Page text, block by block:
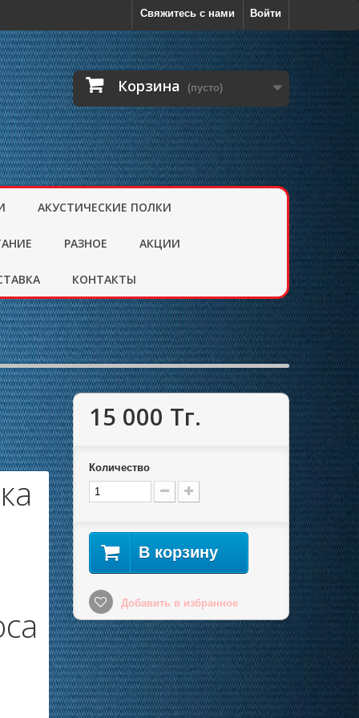
Войти
Свяжитесь с нами
Корзина (пусто)
АКУСТИЧЕСКИЕ ПОЛКИ
РАЗНОЕ АКЦИИ
КОНТАКТЫ
15 000 Тг.
Количество
В корзину
Добавить в избранное